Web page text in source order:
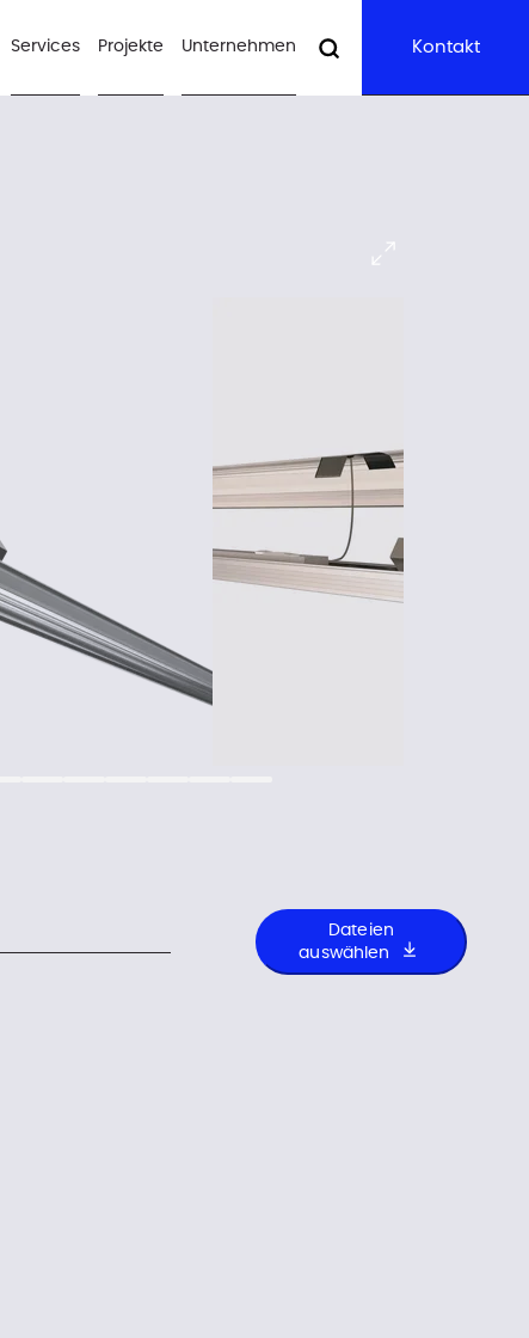
Services Projekte Unternehmen Kontakt
Dateien
auswählen